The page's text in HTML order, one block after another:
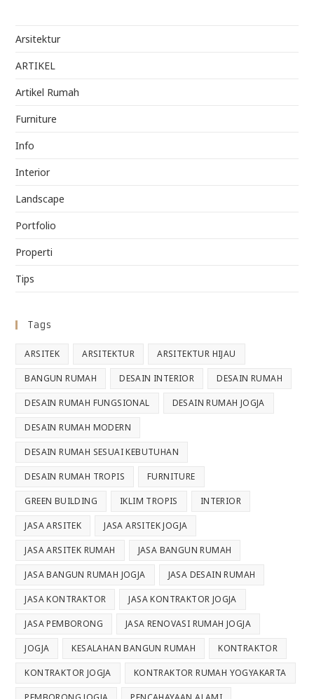
Arsitektur
ARTIKEL
Artikel Rumah
Furniture
Info
Interior
Landscape
Portfolio
Properti
Tips
Tags
ARSITEK ARSITEKTUR ARSITEKTUR HIJAU
BANGUN RUMAH DESAIN INTERIOR DESAIN RUMAH
DESAIN RUMAH FUNGSIONAL DESAIN RUMAH JOGJA
DESAIN RUMAH MODERN
DESAIN RUMAH SESUAI KEBUTUHAN
DESAIN RUMAH TROPIS FURNITURE
GREEN BUILDING IKLIM TROPIS INTERIOR
JASA ARSITEK JASA ARSITEK JOGJA
JASA ARSITEK RUMAH JASA BANGUN RUMAH
JASA BANGUN RUMAH JOGJA JASA DESAIN RUMAH
JASA KONTRAKTOR JASA KONTRAKTOR JOGJA
JASA PEMBORONG JASA RENOVASI RUMAH JOGJA
JOGJA KESALAHAN BANGUN RUMAH KONTRAKTOR
KONTRAKTOR JOGJA KONTRAKTOR RUMAH YOGYAKARTA